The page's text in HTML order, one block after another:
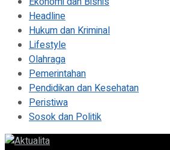
Headline
Hukum dan Kriminal
Lifestyle
Olahraga
Pemerintahan
Pendidikan dan Kesehatan
Peristiwa
Sosok dan Politik